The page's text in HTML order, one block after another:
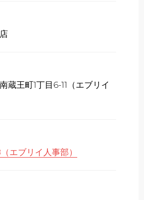
蔵王町1丁目6-11（エブリイ
エブリイ人事部）